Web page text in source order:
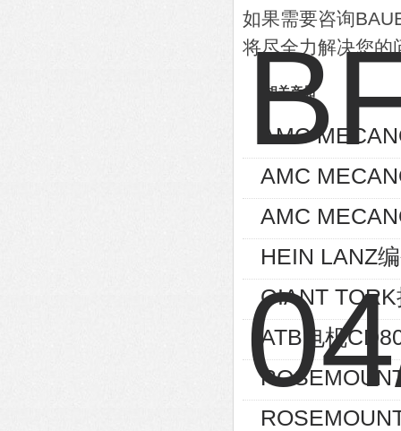
如果需要咨询
将尽全力解决您的
相关产品
AMC
AMC
AMC
HEIN LANZ
GIANT
ATB电机